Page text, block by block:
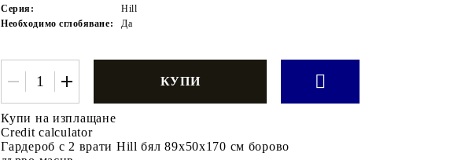
Серия:
Hill
Необходимо сглобяване:
Да
Купи на изплащане
Credit calculator
Гардероб с 2 врати Hill бял 89x50x170 см борово